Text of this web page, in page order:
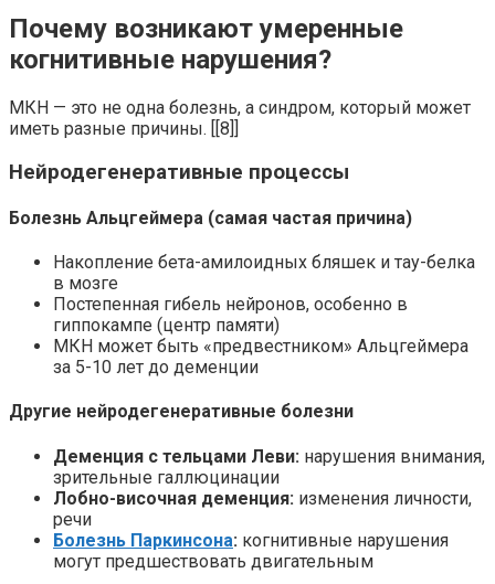
Почему возникают умеренные
когнитивные нарушения?
МКН — это не одна болезнь, а синдром, который может
иметь разные причины. [[8]]
Нейродегенеративные процессы
Болезнь Альцгеймера (самая частая причина)
Накопление бета-амилоидных бляшек и тау-белка
в мозге
Постепенная гибель нейронов, особенно в
гиппокампе (центр памяти)
МКН может быть «предвестником» Альцгеймера
за 5-10 лет до деменции
Другие нейродегенеративные болезни
Деменция с тельцами Леви: нарушения внимания,
зрительные галлюцинации
Лобно-височная деменция: изменения личности,
речи
Болезнь Паркинсона: когнитивные нарушения
могут предшествовать двигательным